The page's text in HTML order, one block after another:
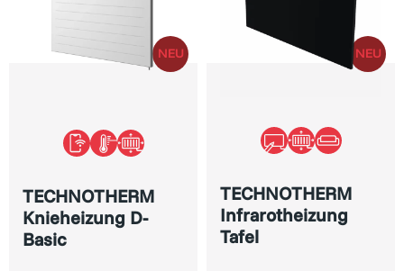
TECHNOTHERM
Knieheizung D-
Basic
TECHNOTHERM
Infrarotheizung
Tafel